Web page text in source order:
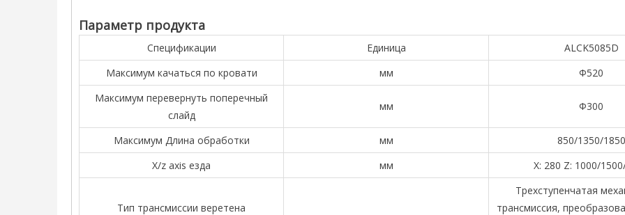
Параметр продукта
Спецификации Единица
ALCK5085D
Максимум качаться по кровати
мм
Φ520
Максимум перевернуть поперечный
слайд
мм Φ300
Максимум Длина обработки мм
850/1350/1850
X/z axis езда
мм X: 280 Z: 1000/
Тип трансмиссии веретена
Трехступенчатая
трансмиссия,